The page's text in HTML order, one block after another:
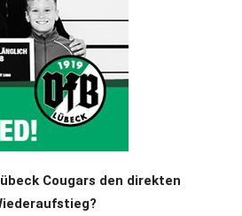
Cougars den direkten